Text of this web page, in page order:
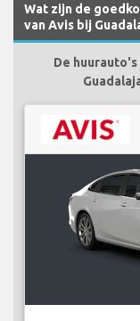
Wat zijn de
van Avis bij
De